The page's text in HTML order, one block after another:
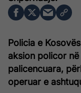
Policia e
aksion policor
palicencuara,
operuar e